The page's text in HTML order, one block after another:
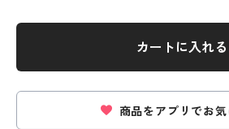
カートに入れる
商品をアプリでお気